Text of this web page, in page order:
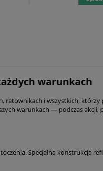
warunkach
ratownikach i wszystkich,
warunkach — podczas akcji,
Specjalna konstrukcja